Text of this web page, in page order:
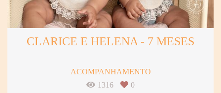
CLARICE E HELENA - 7 MESES
ACOMPANHAMENTO
1316
0